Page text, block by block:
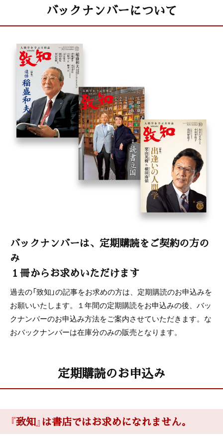
バックナンバーについて
バックナンバーは、定期購読をご契約の方の
み
１冊からお求めいただけます
過去の「致知」の記事をお求めの方は、定期購読のお申込みを
お願いいたします。１年間の定期購読をお申込みの後、バッ
クナンバーのお申込み方法をご案内させていただきます。な
おバックナンバーは在庫分のみの販売となります。
定期購読のお申込み
『致知』は書店ではお求めになれません。